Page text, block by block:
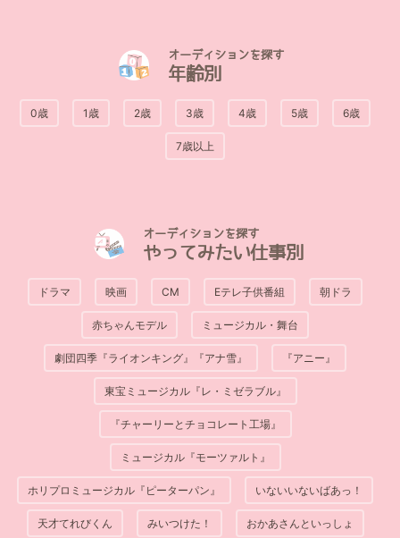
オーディションを探す
年齢別
0歳 1歳 2歳 3歳 4歳 5歳 6歳
7歳以上
オーディションを探す
やってみたい仕事別
ドラマ 映画 CM Eテレ子供番組 朝ドラ
赤ちゃんモデル ミュージカル・舞台
劇団四季『ライオンキング』『アナ雪』 『アニー』
東宝ミュージカル『レ・ミゼラブル』
『チャーリーとチョコレート工場』
ミュージカル『モーツァルト』
ホリプロミュージカル『ピーターパン』 いないいないばあっ！
天才てれびくん みいつけた！ おかあさんといっしょ